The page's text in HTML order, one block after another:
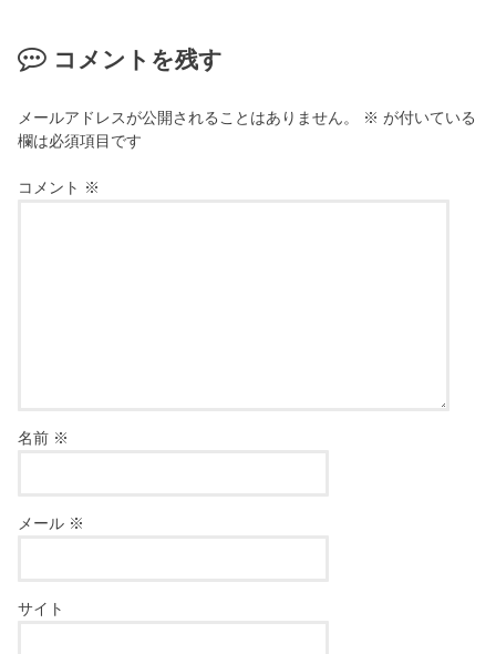
コメントを残す
メールアドレスが公開されることはありません。 ※ が付いている
欄は必須項目です
コメント ※
名前 ※
メール ※
サイト